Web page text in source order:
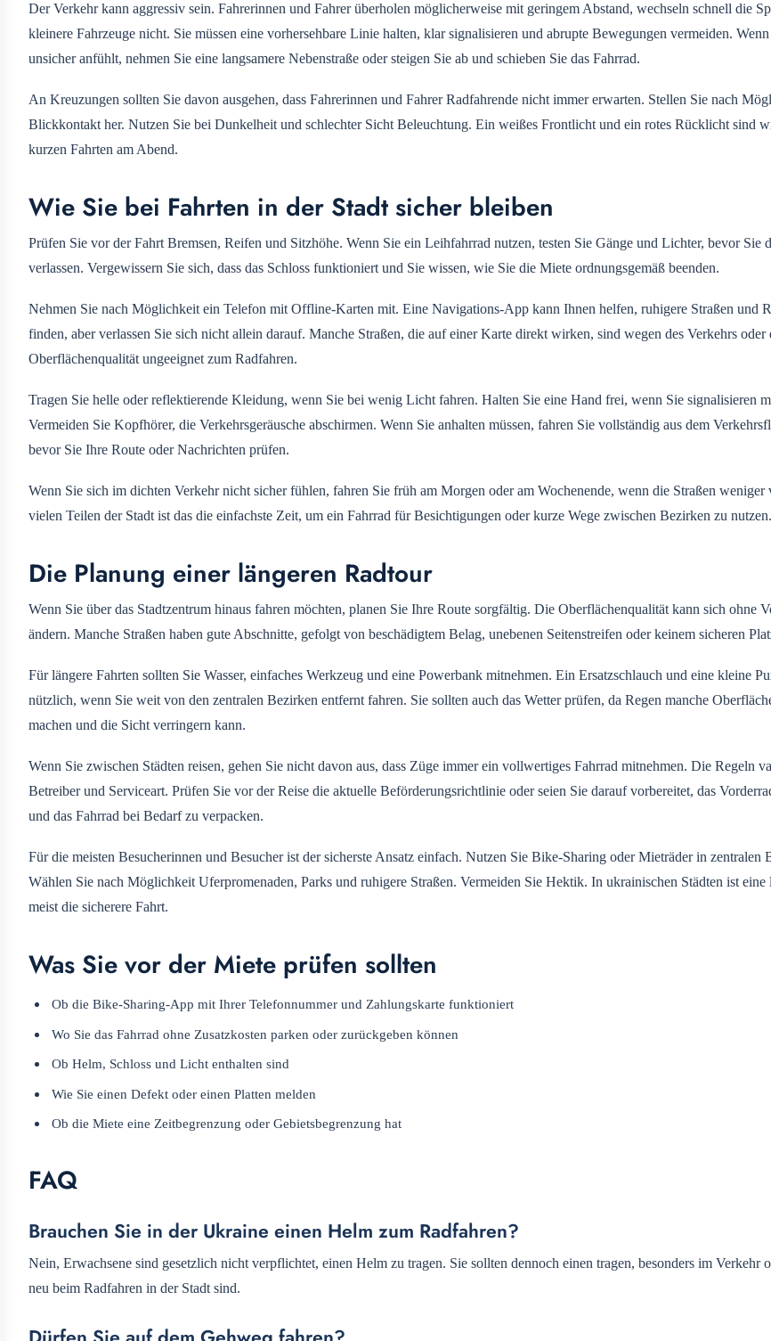
Der Verkehr kann aggressiv sein. Fahrerinnen und Fahrer überholen möglicherweise mit geringem Abstand, wechseln schnell die
kleinere Fahrzeuge nicht. Sie müssen eine vorhersehbare Linie halten, klar signalisieren und abrupte Bewegungen vermeiden.
unsicher anfühlt, nehmen Sie eine langsamere Nebenstraße oder steigen Sie ab und schieben Sie das Fahrrad.
An Kreuzungen sollten Sie davon ausgehen, dass Fahrerinnen und Fahrer Radfahrende nicht immer erwarten. Stellen Sie nach
Blickkontakt her. Nutzen Sie bei Dunkelheit und schlechter Sicht Beleuchtung. Ein weißes Frontlicht und ein rotes Rücklicht sind
kurzen Fahrten am Abend.
Wie Sie bei Fahrten in der Stadt sicher bleiben
Prüfen Sie vor der Fahrt Bremsen, Reifen und Sitzhöhe. Wenn Sie ein Leihfahrrad nutzen, testen Sie Gänge und Lichter, bevor Sie
verlassen. Vergewissern Sie sich, dass das Schloss funktioniert und Sie wissen, wie Sie die Miete ordnungsgemäß beenden.
Nehmen Sie nach Möglichkeit ein Telefon mit Offline-Karten mit. Eine Navigations-App kann Ihnen helfen, ruhigere Straßen und
finden, aber verlassen Sie sich nicht allein darauf. Manche Straßen, die auf einer Karte direkt wirken, sind wegen des Verkehrs oder
Oberflächenqualität ungeeignet zum Radfahren.
Tragen Sie helle oder reflektierende Kleidung, wenn Sie bei wenig Licht fahren. Halten Sie eine Hand frei, wenn Sie signalisieren
Vermeiden Sie Kopfhörer, die Verkehrsgeräusche abschirmen. Wenn Sie anhalten müssen, fahren Sie vollständig aus dem
bevor Sie Ihre Route oder Nachrichten prüfen.
Wenn Sie sich im dichten Verkehr nicht sicher fühlen, fahren Sie früh am Morgen oder am Wochenende, wenn die Straßen weniger
vielen Teilen der Stadt ist das die einfachste Zeit, um ein Fahrrad für Besichtigungen oder kurze Wege zwischen Bezirken zu nutzen.
Die Planung einer längeren Radtour
Wenn Sie über das Stadtzentrum hinaus fahren möchten, planen Sie Ihre Route sorgfältig. Die Oberflächenqualität kann sich ohne
ändern. Manche Straßen haben gute Abschnitte, gefolgt von beschädigtem Belag, unebenen Seitenstreifen oder keinem sicheren
Für längere Fahrten sollten Sie Wasser, einfaches Werkzeug und eine Powerbank mitnehmen. Ein Ersatzschlauch und eine kleine
nützlich, wenn Sie weit von den zentralen Bezirken entfernt fahren. Sie sollten auch das Wetter prüfen, da Regen manche
machen und die Sicht verringern kann.
Wenn Sie zwischen Städten reisen, gehen Sie nicht davon aus, dass Züge immer ein vollwertiges Fahrrad mitnehmen. Die Regeln
Betreiber und Serviceart. Prüfen Sie vor der Reise die aktuelle Beförderungsrichtlinie oder seien Sie darauf vorbereitet, das
und das Fahrrad bei Bedarf zu verpacken.
Für die meisten Besucherinnen und Besucher ist der sicherste Ansatz einfach. Nutzen Sie Bike-Sharing oder Mieträder in zentralen
Wählen Sie nach Möglichkeit Uferpromenaden, Parks und ruhigere Straßen. Vermeiden Sie Hektik. In ukrainischen Städten ist eine
meist die sicherere Fahrt.
Was Sie vor der Miete prüfen sollten
Ob die Bike-Sharing-App mit Ihrer Telefonnummer und Zahlungskarte funktioniert
Wo Sie das Fahrrad ohne Zusatzkosten parken oder zurückgeben können
Ob Helm, Schloss und Licht enthalten sind
Wie Sie einen Defekt oder einen Platten melden
Ob die Miete eine Zeitbegrenzung oder Gebietsbegrenzung hat
FAQ
Brauchen Sie in der Ukraine einen Helm zum Radfahren?
Nein, Erwachsene sind gesetzlich nicht verpflichtet, einen Helm zu tragen. Sie sollten dennoch einen tragen, besonders im Verkehr
neu beim Radfahren in der Stadt sind.